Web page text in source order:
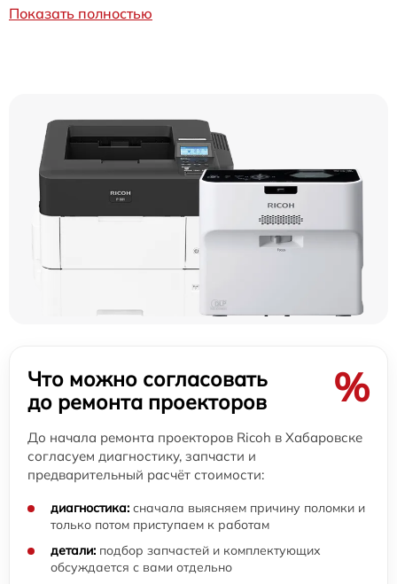
Показать полностью
Что можно согласовать
до ремонта проекторов
%
До начала ремонта проекторов Ricoh в Хабаровске
согласуем диагностику, запчасти и
предварительный расчёт стоимости:
диагностика: сначала выясняем причину поломки и
только потом приступаем к работам
детали: подбор запчастей и комплектующих
обсуждается с вами отдельно